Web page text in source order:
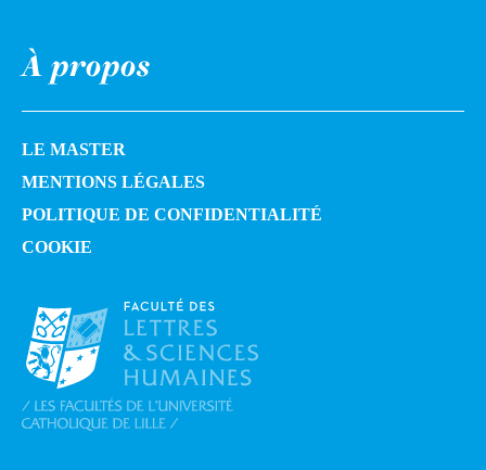
À propos
LE MASTER
MENTIONS LÉGALES
POLITIQUE DE CONFIDENTIALITÉ
COOKIE